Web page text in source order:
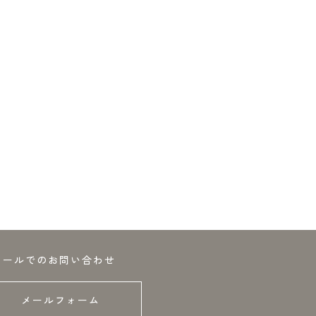
ールでのお問い合わせ
メールフォーム